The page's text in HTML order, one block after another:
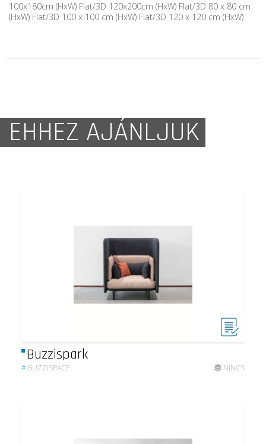
100x180cm (HxW) Flat/3D 120x200cm (HxW) Flat/3D 80 x 80 cm
(HxW) Flat/3D 100 x 100 cm (HxW) Flat/3D 120 x 120 cm (HxW)
EHHEZ AJÁNLJUK
Buzzispark
# BUZZISPACE NINCS